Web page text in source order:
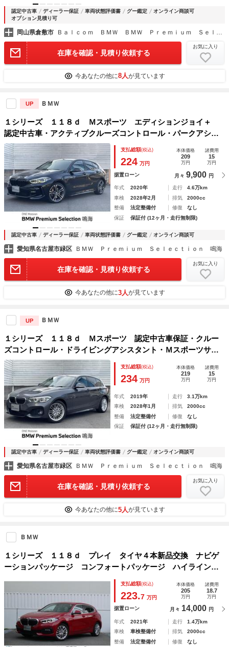
認定中古車 ディーラー保証 車両状態評価書 グー鑑定
オンライン商談可
オプション見積り可
岡山県倉敷市
在庫を確認・見積り依頼する
お気に入り
今あなたの他に8人が見ています
UP ＢＭＷ
１シリーズ １１８ｄ Ｍスポーツ エディションジョイ＋
認定中古車・アクティブクルーズコントロール・パークアシス
トシステム・ワイヤレス充電・アップルカープレイ・Ｂｌｕｅ
ｔｏｏｔｈオーディオ・禁煙車・純正１８インチアルミ・運転
席パワーシート
支払総額(税込)
224 万円
本体価格
209
万円
諸費用
15
万円
据置ローン 月々 9,900 円
年式 2020年 走行
4.6万km
車検
2028年2月 排気
2000cc
整備
法定整備付 修復
なし
保証
保証付 (12ヶ月・走行無制限)
認定中古車 ディーラー保証 車両状態評価書 グー鑑定 オンライン商談可
愛知県名古屋市緑区 ＢＭＷ Ｐｒｅｍｉｕｍ Ｓｅｌｅｃｔｉｏｎ 鳴海
在庫を確認・見積り依頼する
お気に入り
今あなたの他に3人が見ています
UP ＢＭＷ
１シリーズ １１８ｄ Ｍスポーツ 認定中古車保証・クルー
ズコントロール・ドライビングアシスタント・Ｍスポーツサス
ペンション・パーキングアシスト・パークディスタンスコント
ロール・純正１７インチアルミホイール・バックカメラ・スポ
ーツシート
支払総額(税込)
234 万円
本体価格
219
万円
諸費用
15
万円
年式 2019年 走行
3.1万km
車検
2028年1月 排気
2000cc
整備
法定整備付 修復
なし
保証
保証付 (12ヶ月・走行無制限)
認定中古車 ディーラー保証 車両状態評価書 グー鑑定 オンライン商談可
愛知県名古屋市緑区 ＢＭＷ Ｐｒｅｍｉｕｍ Ｓｅｌｅｃｔｉｏｎ 鳴海
在庫を確認・見積り依頼する
お気に入り
今あなたの他に5人が見ています
ＢＭＷ
１シリーズ １１８ｄ プレイ タイヤ４本新品交換 ナビゲ
ーションパッケージ コンフォートパッケージ ハイラインパ
ッケージ ストレージパッケージ 純正１７インチＡＷ ワイ
ヤレスチャージング ブラインドスポットモニター 認定中古
支払総額(税込)
223.7 万円
本体価格
205
万円
諸費用
18.7
万円
据置ローン 月々 14,000 円
年式 2021年 走行
1.4万km
車検
車検整備付 排気
2000cc
整備
法定整備付 修復
なし